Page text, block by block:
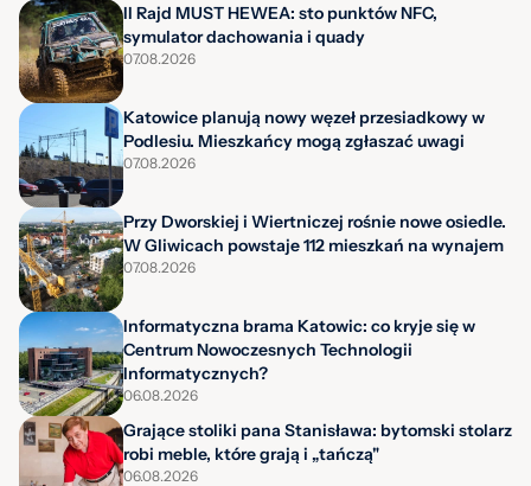
II Rajd MUST HEWEA: sto punktów NFC,
symulator dachowania i quady
07.08.2026
Katowice planują nowy węzeł przesiadkowy w
Podlesiu. Mieszkańcy mogą zgłaszać uwagi
07.08.2026
Przy Dworskiej i Wiertniczej rośnie nowe osiedle.
W Gliwicach powstaje 112 mieszkań na wynajem
07.08.2026
Informatyczna brama Katowic: co kryje się w
Centrum Nowoczesnych Technologii
Informatycznych?
06.08.2026
Grające stoliki pana Stanisława: bytomski stolarz
robi meble, które grają i „tańczą"
06.08.2026